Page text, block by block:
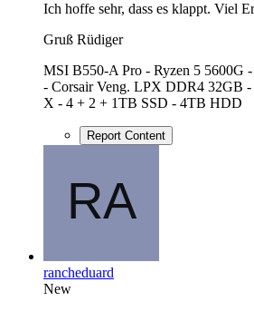
Ich hoffe sehr, dass es klappt. Viel
Gruß Rüdiger
MSI B550-A Pro - Ryzen 5 5600G
- Corsair Veng. LPX DDR4 32GB
X - 4 + 2 + 1TB SSD - 4TB HDD
Report Content
rancheduard
New